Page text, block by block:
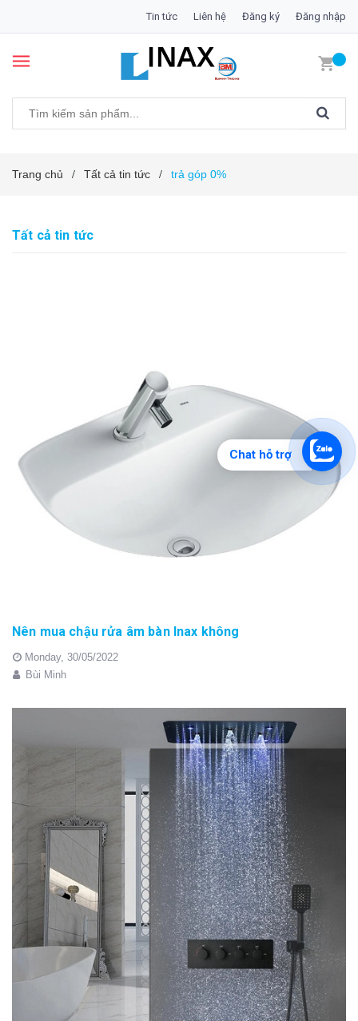
Tin tức Liên hệ Đăng ký Đăng nhập
Trang chủ / Tất cả tin tức / trả góp 0%
Tất cả tin tức
Nên mua chậu rửa âm bàn Inax không
Monday, 30/05/2022
Bùi Minh
Chat hỗ trợ